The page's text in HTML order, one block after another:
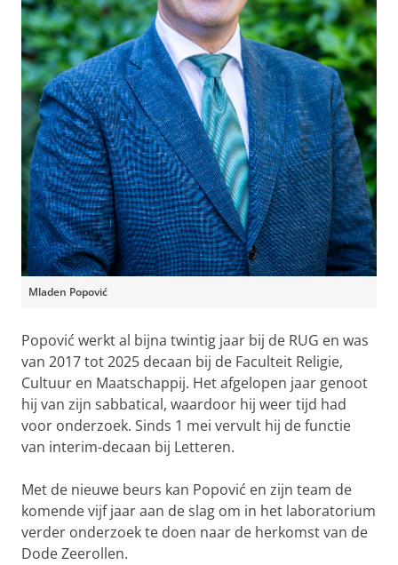
Mladen Popović
Popović werkt al bijna twintig jaar bij de RUG en was
van 2017 tot 2025 decaan bij de Faculteit Religie,
Cultuur en Maatschappij. Het afgelopen jaar genoot
hij van zijn sabbatical, waardoor hij weer tijd had
voor onderzoek. Sinds 1 mei vervult hij de functie
van interim-decaan bij Letteren.
Met de nieuwe beurs kan Popović en zijn team de
komende vijf jaar aan de slag om in het laboratorium
verder onderzoek te doen naar de herkomst van de
Dode Zeerollen.